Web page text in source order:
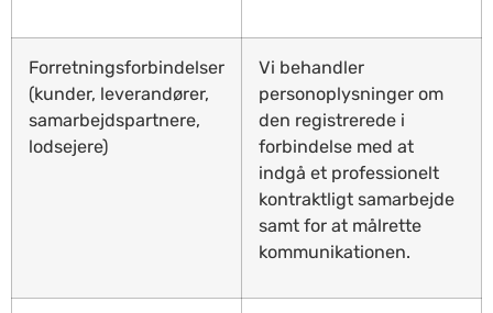
Forretningsforbindelser
(kunder, leverandører,
samarbejdspartnere,
lodsejere)
Vi behandler
personoplysninger om
den registrerede i
forbindelse med at
indgå et professionelt
kontraktligt samarbejde
samt for at målrette
kommunikationen.